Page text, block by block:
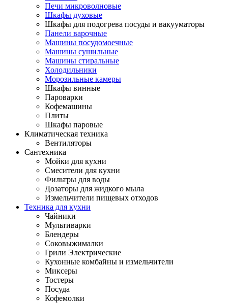
Печи микроволновые
Шкафы духовые
Шкафы для подогрева посуды и вакууматоры
Панели варочные
Машины посудомоечные
Машины сушильные
Машины стиральные
Холодильники
Морозильные камеры
Шкафы винные
Пароварки
Кофемашины
Плиты
Шкафы паровые
Климатическая техника
Вентиляторы
Сантехника
Мойки для кухни
Смесители для кухни
Фильтры для воды
Дозаторы для жидкого мыла
Измельчители пищевых отходов
Техника для кухни
Чайники
Мультиварки
Блендеры
Соковыжималки
Грили Электрические
Кухонные комбайны и измельчители
Миксеры
Тостеры
Посуда
Кофемолки